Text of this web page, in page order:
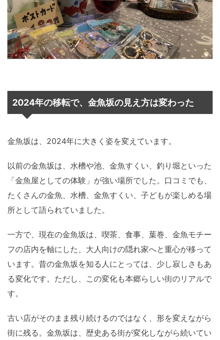
2024年の移転で、金魚坂の見え方は変わった
金魚坂は、2024年に大きく姿を変えています。
以前の金魚坂は、水槽や池、金魚すくい、釣り堀といった
「金魚屋としての体験」が強い場所でした。口コミでも、
たくさんの金魚、水槽、金魚すくい、子どもが楽しめる場
所として語られていました。
一方で、現在の金魚坂は、喫茶、食事、葉巻、金魚モチー
フの店内を軸にした、大人向けの隠れ家へと重心が移って
います。昔の金魚坂を知る人にとっては、少し寂しさもあ
る変化です。ただし、この変化も本郷らしい街のリアルで
す。
古い店がそのまま残り続けるのではなく、形を変えながら
街に残る。金魚坂は、歴史ある街が変化しながら続いてい